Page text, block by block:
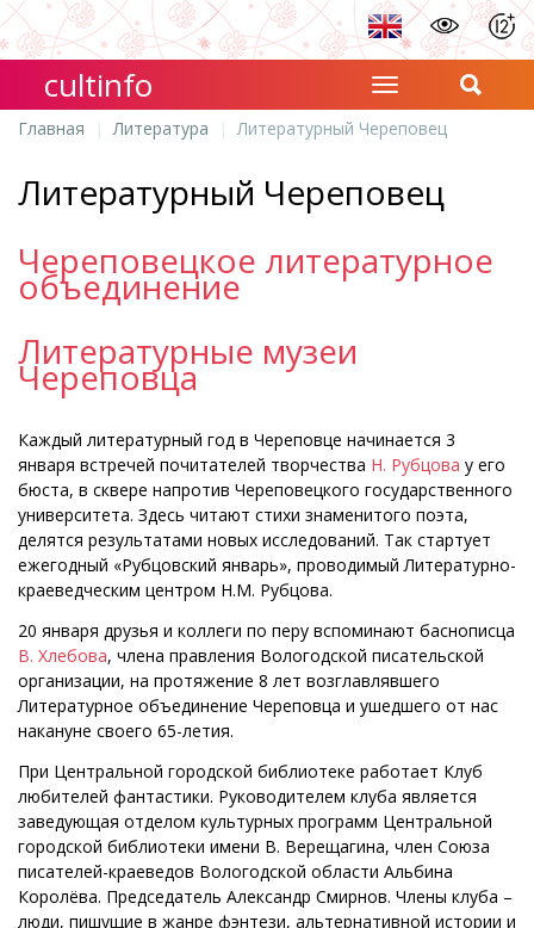
cultinfo
Главная Литература Литературный Череповец
Литературный Череповец
Череповецкое литературное
объединение
Литературные музеи
Череповца
Каждый литературный год в Череповце начинается 3
января встречей почитателей творчества Н. Рубцова у его
бюста, в сквере напротив Череповецкого государственного
университета. Здесь читают стихи знаменитого поэта,
делятся результатами новых исследований. Так стартует
ежегодный «Рубцовский январь», проводимый Литературно-
краеведческим центром Н.М. Рубцова.
20 января друзья и коллеги по перу вспоминают баснописца
В. Хлебова, члена правления Вологодской писательской
организации, на протяжение 8 лет возглавлявшего
Литературное объединение Череповца и ушедшего от нас
накануне своего 65-летия.
При Центральной городской библиотеке работает Клуб
любителей фантастики. Руководителем клуба является
заведующая отделом культурных программ Центральной
городской библиотеки имени В. Верещагина, член Союза
писателей-краеведов Вологодской области Альбина
Королёва. Председатель Александр Смирнов. Члены клуба –
люди, пишущие в жанре фэнтези, альтернативной истории и